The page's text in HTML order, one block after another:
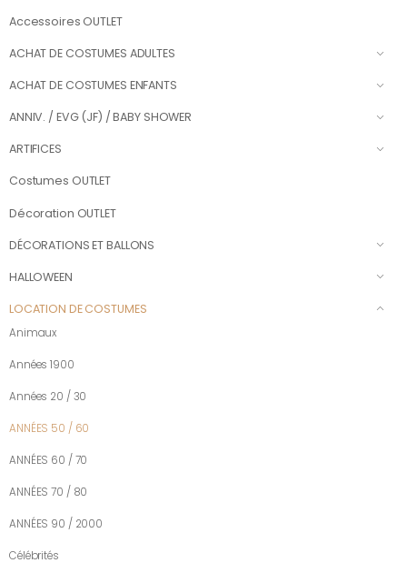
Accessoires OUTLET
ACHAT DE COSTUMES ADULTES
ACHAT DE COSTUMES ENFANTS
ANNIV. / EVG (JF) / BABY SHOWER
ARTIFICES
Costumes OUTLET
Décoration OUTLET
DÉCORATIONS ET BALLONS
HALLOWEEN
LOCATION DE COSTUMES
Animaux
Années 1900
Années 20 / 30
ANNÉES 50 / 60
ANNÉES 60 / 70
ANNÉES 70 / 80
ANNÉES 90 / 2000
Célébrités